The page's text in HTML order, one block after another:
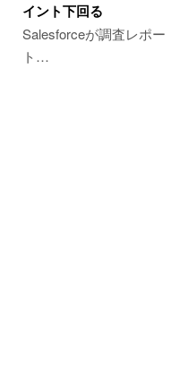
イント下回る
Salesforceが調査レポー
ト…